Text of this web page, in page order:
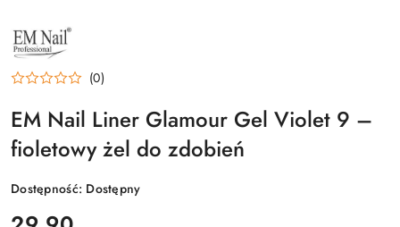
NAZWA
PRODUCENTA:
EM
NAIL
PROFESSIONAL(0)
EM Nail Liner Glamour Gel Violet 9 –
fioletowy żel do zdobień
Dostępność: Dostępny